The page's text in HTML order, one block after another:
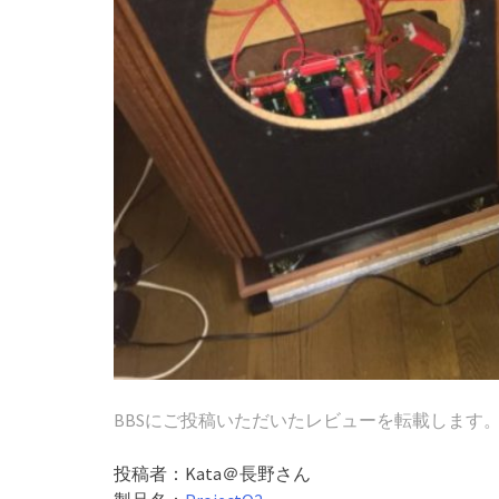
BBSにご投稿いただいたレビューを転載します
投稿者：Kata＠長野さん